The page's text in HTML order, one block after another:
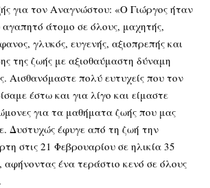
για τον Αναγνώστου: «Ο Γιώργος ήταν
άτομο σε όλους, μαχητής,
γλυκός, ευγενής, αξιοπρεπής και
της ζωής με αξιοθαύμαστη δύναμη
Αισθανόμαστε πολύ ευτυχείς που τον
έστω και για λίγο και είμαστε
για τα μαθήματα ζωής που μας
Δυστυχώς έφυγε από τη ζωή την
στις 21 Φεβρουαρίου σε ηλικία 35
αφήνοντας ένα τεράστιο κενό σε όλους